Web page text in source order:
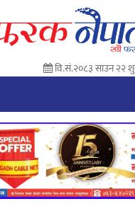
वि.सं.२०८३ साउन २२